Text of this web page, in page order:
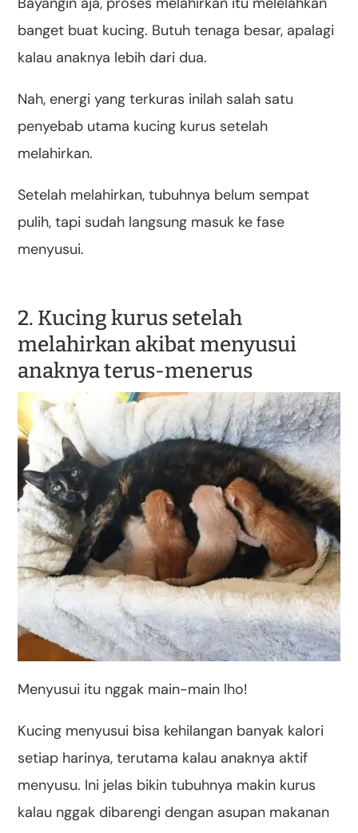
banget buat kucing. Butuh tenaga besar, apalagi
kalau anaknya lebih dari dua.
Nah, energi yang terkuras inilah salah satu
penyebab utama kucing kurus setelah
melahirkan.
Setelah melahirkan, tubuhnya belum sempat
pulih, tapi sudah langsung masuk ke fase
menyusui.
2. Kucing kurus setelah
melahirkan akibat menyusui
anaknya terus-menerus
Menyusui itu nggak main-main lho!
Kucing menyusui bisa kehilangan banyak kalori
setiap harinya, terutama kalau anaknya aktif
menyusu. Ini jelas bikin tubuhnya makin kurus
kalau nggak dibarengi dengan asupan makanan